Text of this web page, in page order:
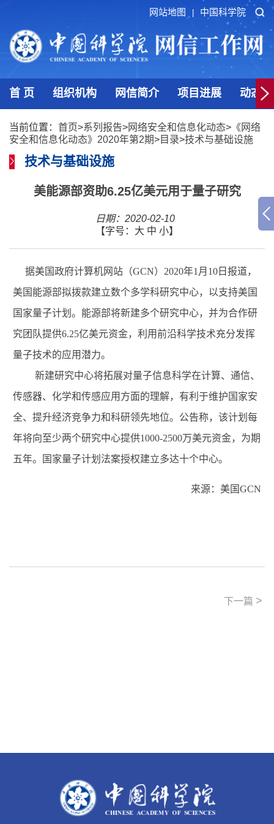
网站地图 中国科学院
首 页 组织机构 网信简介 项目进展 动态
当前位置： 首页>系列报告>网络安全和信息化动态> 《网络
安全和信息化动态》2020年第2期>目录>技术与基础设施
技术与基础设施
美能源部资助6.25亿美元用于量子研究
日期：2020-02-10
【字号： 大 中 小】
据美国政府计算机网站 （GCN） 2020年1 月 10 日报道，
美国能源部拟拨款建立数个多学科研究中心，以支持美国
国家量子计划。能源部将新建多个研究中心，并为合作研
究团队提供6.25亿美元资金， 利用前沿科学技术充分发挥
量子技术的应用潜力。
新建研究中心将拓展对量子信息科学在计算、通信、
传感器、化学和传感应用方面的理解，有利于维护国家安
全、提升经济竞争力和科研领先地位。公告称，该计划每
年将向至少两个研究中心提供1000-2500万美元资金，为期
五年。国家量子计划法案授权建立多达十个中心。
来源：美国GCN
下一篇 >